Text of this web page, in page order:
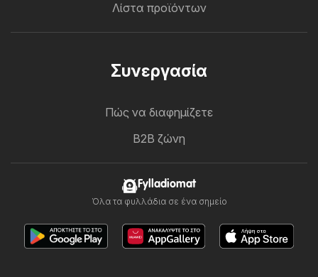
Λίστα προϊόντων
Συνεργασία
Πώς να διαφημίζετε
B2B ζώνη
Fylladiomat
Όλα τα φυλλάδια σε ένα σημείο